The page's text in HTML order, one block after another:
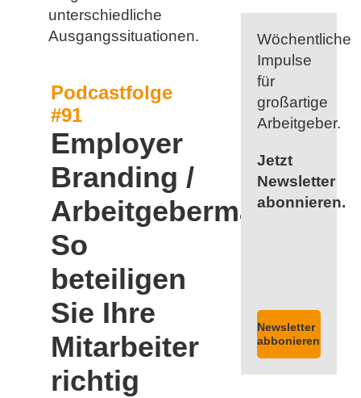
unterschiedliche
Ausgangssituationen.
Podcastfolge
#91
Employer
Branding /
Arbeitgebermarke:
So
beteiligen
Sie Ihre
Mitarbeiter
richtig
Wöchentliche
Impulse
für
großartige
Arbeitgeber.
Jetzt
Newsletter
abonnieren.
Newsletter
abbonieren